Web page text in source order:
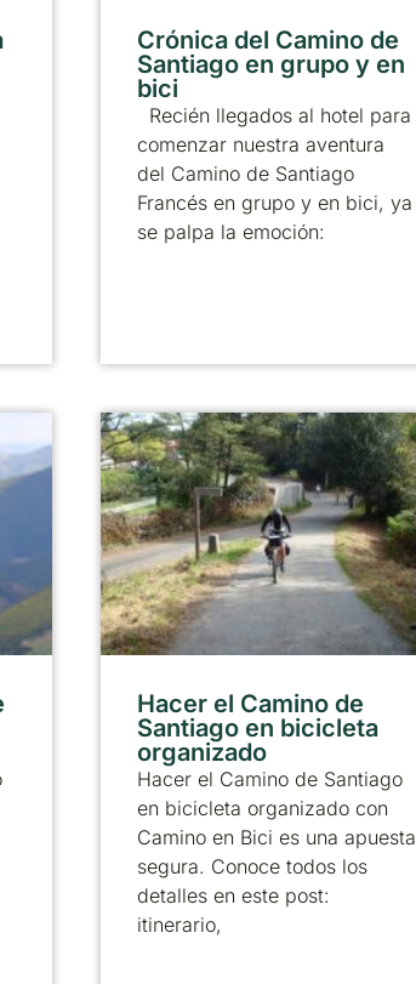
Crónica del Camino de
Santiago en grupo y en
bici
Recién llegados al hotel para
comenzar nuestra aventura
del Camino de Santiago
Francés en grupo y en bici, ya
se palpa la emoción:
Hacer el Camino de
Santiago en bicicleta
organizado
Hacer el Camino de Santiago
en bicicleta organizado con
Camino en Bici es una apuesta
segura. Conoce todos los
detalles en este post:
itinerario,